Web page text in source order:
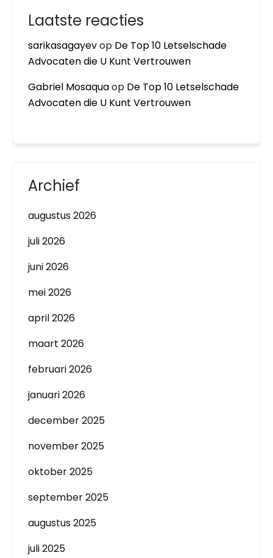
Laatste reacties
sarikasagayevop De Top 10 Letselschade
Advocaten die U Kunt Vertrouwen
Gabriel Mosaquaop De Top 10 Letselschade
Advocaten die U Kunt Vertrouwen
Archief
augustus 2026
juli 2026
juni 2026
mei 2026
april 2026
maart 2026
februari 2026
januari 2026
december 2025
november 2025
oktober 2025
september 2025
augustus 2025
juli 2025